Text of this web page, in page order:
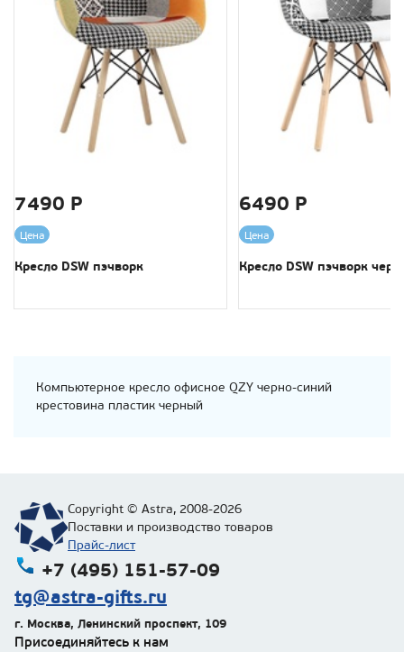
7490 Р
Цена
Кресло DSW пэчворк
6490 Р
Цена
Кресло DSW пэчворк
Компьютерное кресло офисное QZY черно-синий
крестовина пластик черный
Copyright © Astra, 2008-2026
Поставки и производство товаров
Прайс-лист
+7 (495) 151-57-09
tg@astra-gifts.ru
г. Москва, Ленинский проспект, 109
Присоединяйтесь к нам